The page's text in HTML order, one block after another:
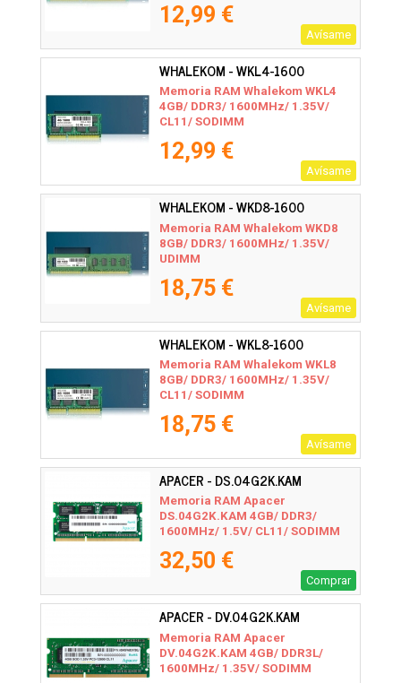
12,99 €
Avísame
WHALEKOM - WKL4-1600
Memoria RAM Whalekom WKL4
4GB/ DDR3/ 1600MHz/ 1.35V/
CL11/ SODIMM
12,99 €
Avísame
WHALEKOM - WKD8-1600
Memoria RAM Whalekom WKD8
8GB/ DDR3/ 1600MHz/ 1.35V/
UDIMM
18,75 €
Avísame
WHALEKOM - WKL8-1600
Memoria RAM Whalekom WKL8
8GB/ DDR3/ 1600MHz/ 1.35V/
CL11/ SODIMM
18,75 €
Avísame
APACER - DS.04G2K.KAM
Memoria RAM Apacer
DS.04G2K.KAM 4GB/ DDR3/
1600MHz/ 1.5V/ CL11/ SODIMM
32,50 €
Comprar
APACER - DV.04G2K.KAM
Memoria RAM Apacer
DV.04G2K.KAM 4GB/ DDR3L/
1600MHz/ 1.35V/ SODIMM